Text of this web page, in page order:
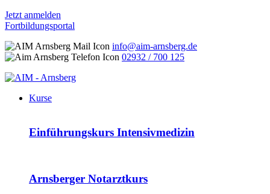
Jetzt anmelden
Fortbildungsportal
info@aim-arnsberg.de
02932 / 700 125
Kurse
Einführungskurs Intensivmedizin
Arnsberger Notarztkurs